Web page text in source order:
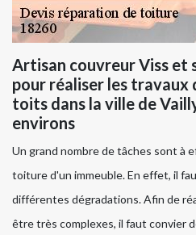
Artisan couvreur Viss et
pour réaliser les travaux
toits dans la ville de
environs
Un grand nombre de tâches sont à
toiture d'un immeuble. En effet, il
différentes dégradations. Afin de
être très complexes, il faut convier